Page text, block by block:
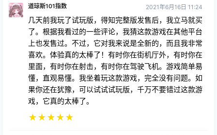
道琼斯101指数 2021年6月16日 11:24
几天前我玩了试玩版，得知完整版发售后，我立马就买
了。根据我看过的一些评论，我猜这款游戏在其他平台
上也发售过。不过，它对我来说是全新的，而且我非常
喜欢。体验真的太棒了！有时你在街机厅外，有时你在
里面，有时你在射击，有时你在驾驶飞机。游戏简单易
懂，直观易懂。我坐着玩这款游戏，完全没有问题。如
果你还在犹豫，可以试试试玩版，千万不要错过这款游
戏，它真的太棒了。
★★★★★